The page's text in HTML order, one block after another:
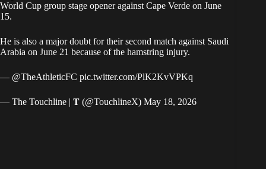
World Cup group stage opener against Cape Verde on June
15.
He is also a major doubt for their second match against Saudi
Arabia on June 21 because of the hamstring injury.
— @TheAthleticFC pic.twitter.com/PlK2KvVPKq
— The Touchline | 𝐓 (@TouchlineX) May 18, 2026